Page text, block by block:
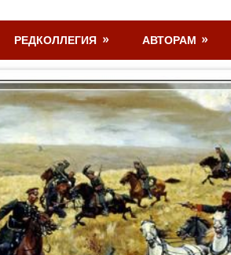
РЕДКОЛЛЕГИЯ АВТОРАМ